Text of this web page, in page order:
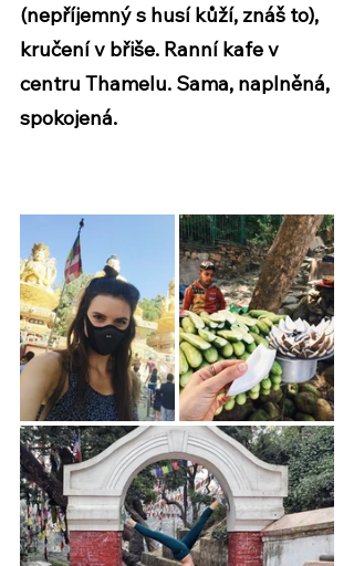
(nepříjemný s husí kůží, znáš to),
kručení v břiše. Ranní kafe v
centru Thamelu. Sama, naplněná,
spokojená.